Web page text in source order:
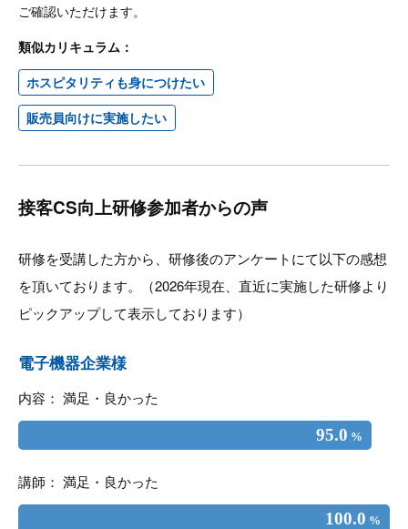
ご確認いただけます。
類似カリキュラム：
ホスピタリティも身につけたい
販売員向けに実施したい
接客CS向上研修参加者からの声
研修を受講した方から、研修後のアンケートにて以下の感想
を頂いております。（2026年現在、直近に実施した研修より
ピックアップして表示しております）
電子機器企業様
内容： 満足・良かった
95.0 %
講師： 満足・良かった
100.0 %